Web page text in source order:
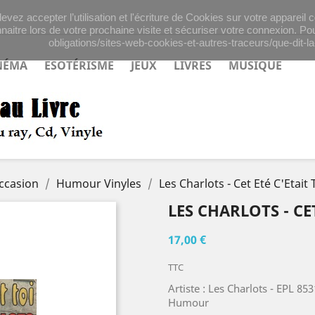
accepter l’utilisation et l'écriture de Cookies sur votre
lors de votre prochaine visite et sécuriser votre connexion.
obligations/sites-web-cookies-et-autres-traceurs/que-dit-
ESOTÉRISME JEUX LIVRES MUSIQUE
Humour Vinyles Les Charlots - Cet Eté C'Etait
LES CHARLOTS -
17,00 €
TTC
Artiste : Les Charlots - EPL
Humour